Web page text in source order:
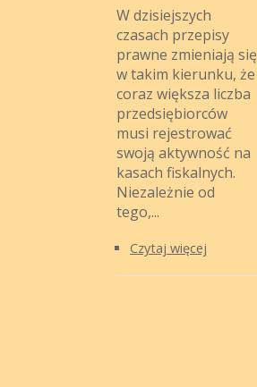
W dzisiejszych
czasach przepisy
prawne zmieniają się
w takim kierunku, że
coraz większa liczba
przedsiębiorców
musi rejestrować
swoją aktywność na
kasach fiskalnych.
Niezależnie od
tego,...
Czytaj więcej